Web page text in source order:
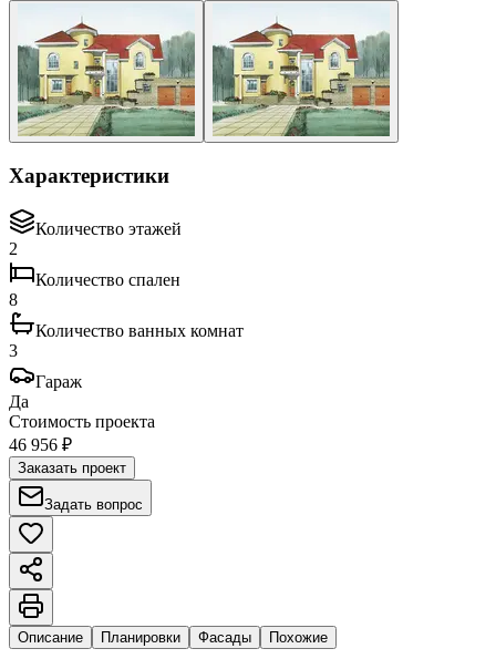
Характеристики
Количество этажей
2
Количество спален
8
Количество ванных комнат
3
Гараж
Да
Стоимость проекта
46 956 ₽
Заказать проект
Задать вопрос
Описание Планировки Фасады Похожие